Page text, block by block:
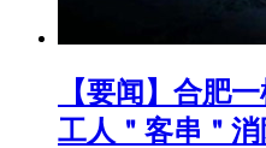
【要闻】合肥
工人＂客串＂